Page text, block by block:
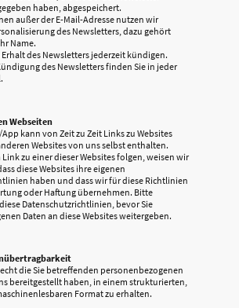
haben, abgespeichert.
außer der E-Mail-Adresse nutzen wir
des Newsletters, dazu gehört
Name.
des Newsletters jederzeit kündigen.
des Newsletters finden Sie in jeder
Webseiten
kann von Zeit zu Zeit Links zu Websites
Websites von uns selbst enthalten.
Link zu einer dieser Websites folgen, weisen wir
diese Websites ihre eigenen
haben und dass wir für diese Richtlinien
oder Haftung übernehmen. Bitte
Datenschutzrichtlinien, bevor Sie
Daten an diese Websites weitergeben.
die Sie betreffenden personenbezogenen
bereitgestellt haben, in einem strukturierten,
Format zu erhalten.